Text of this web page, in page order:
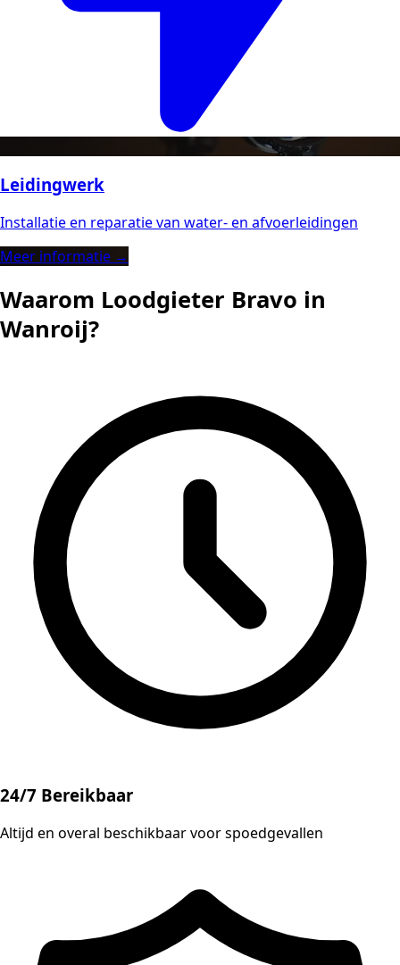
Leidingwerk
Installatie en reparatie van water- en afvoerleidingen
Meer informatie →
Waarom Loodgieter Bravo in
Wanroij?
24/7 Bereikbaar
Altijd en overal beschikbaar voor spoedgevallen